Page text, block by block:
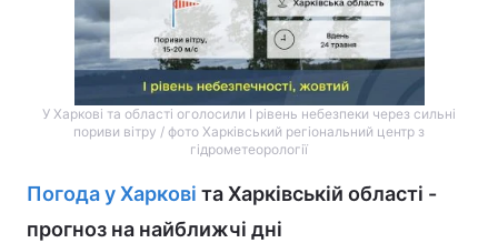
У Харкові та області оголосили І рівень небезпеки через сильні
пориви вітру / фото Харківський регіональний центр з
гідрометеорології
Погода у Харкові та Харківській області -
прогноз на найближчі дні